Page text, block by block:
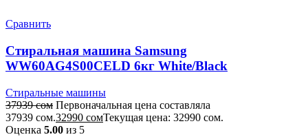
Сравнить
Стиральная машина Samsung
WW60AG4S00CELD 6кг White/Black
Стиральные машины
37939сом Первоначальная цена составляла
37939 сом.32990 сомТекущая цена: 32990 сом.
Оценка 5.00 из 5